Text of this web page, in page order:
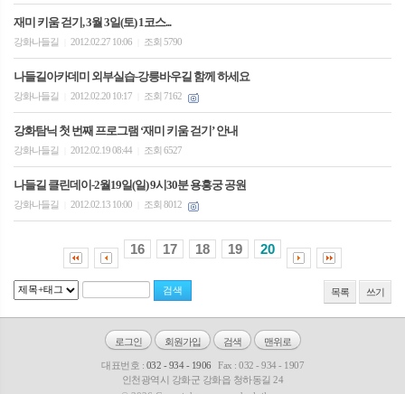
재미 키움 걷기, 3월 3일(토) 1코스...
강화나들길 2012.02.27 10:06 조회 5790
나들길아카데미 외부실습-강릉바우길 함께 하세요
강화나들길 2012.02.20 10:17 조회 7162
강화탐닉 첫 번째 프로그램 ‘재미 키움 걷기’ 안내
강화나들길 2012.02.19 08:44 조회 6527
나들길 클린데이-2월19일(일) 9시30분 용흥궁 공원
강화나들길 2012.02.13 10:00 조회 8012
16 17 18 19 20
목록 쓰기
로그인 회원가입 검색 맨위로
대표번호 : 032 - 934 - 1906
Fax : 032 - 934 - 1907
인천광역시 강화군 강화읍 청하동길 24